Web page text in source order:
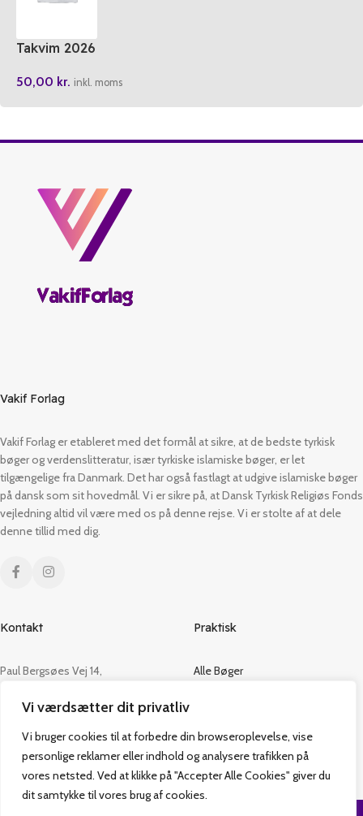
Vi værdsætter dit privatliv
Vi bruger cookies til at forbedre din browseroplevelse, vise
personlige reklamer eller indhold og analysere trafikken på
vores netsted. Ved at klikke på "Accepter Alle Cookies" giver du
dit samtykke til vores brug af cookies.
Takvim 2026
50,00 kr. inkl. moms
Vakif Forlag
Vakif Forlag er etableret med det formål at sikre, at de bedste tyrkisk
bøger og verdenslitteratur, især tyrkiske islamiske bøger, er let
tilgængelige fra Danmark. Det har også fastlagt at udgive islamiske bøger
på dansk som sit hovedmål. Vi er sikre på, at Dansk Tyrkisk Religiøs Fonds
vejledning altid vil være med os på denne rejse. Vi er stolte af at dele
denne tillid med dig.
Kontakt
Paul Bergsøes Vej 14,
CVR: 42813915
admin@vakifforlag.dk
+45 26 24 2354
Praktisk
Alle Bøger
Kontakt